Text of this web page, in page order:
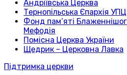
Андріївська Церква
Тернопільська Єпархія
Фонд пам’яті
Мефодія
Помісна Церква України
Щедрик – Церковна Лавка
Підтримка церкви